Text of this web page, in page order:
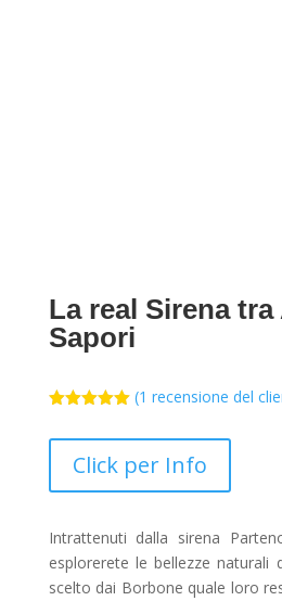
La real Sirena tra
Sapori
(1 recensione del
Click per Info
Intrattenuti dalla sirena
esplorerete le bellezze naturali
scelto dai Borbone quale loro